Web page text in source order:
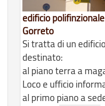
edificio
Gorreto
Si tratta di un
destinato:
al piano terra a
Loco e ufficio
al primo piano a